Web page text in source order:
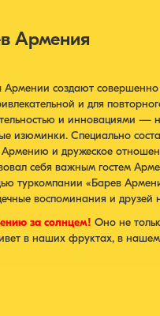
Армения
Армении создают
и для
и инновациями —
изюминки. Специально
и дружеское
себя важным гостем
туркомпании «Барев
воспоминания и друзей
за солнцем! Оно не
в наших фруктах, в